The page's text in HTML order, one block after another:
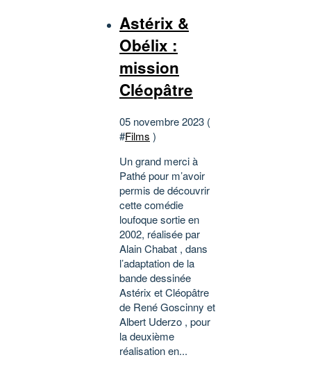
Astérix &
Obélix :
mission
Cléopâtre
05 novembre 2023 (
#Films )
Un grand merci à
Pathé pour m’avoir
permis de découvrir
cette comédie
loufoque sortie en
2002, réalisée par
Alain Chabat , dans
l’adaptation de la
bande dessinée
Astérix et Cléopâtre
de René Goscinny et
Albert Uderzo , pour
la deuxième
réalisation en...